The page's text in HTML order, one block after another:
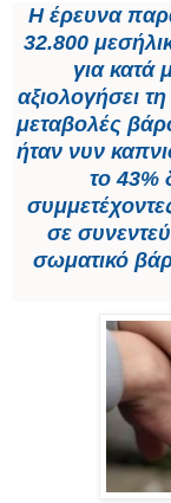
Η έρευνα
32.800
για κατά
αξιολογήσει
μεταβολές
ήταν νυν
το 43%
σε
σωματικό